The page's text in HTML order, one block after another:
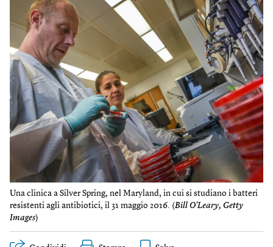
Una clinica a Silver Spring, nel Maryland, in cui si studiano i batteri
resistenti agli antibiotici, il 31 maggio 2016. (Bill O'Leary, Getty
Images)